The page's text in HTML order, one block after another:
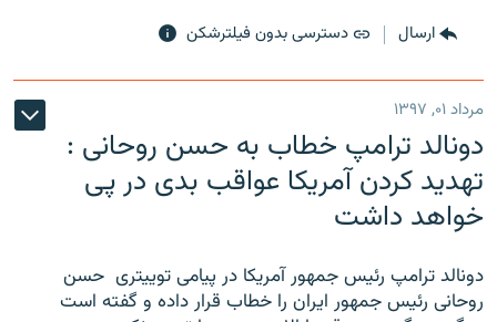
ارسال دسترسی بدون فیلترشکن
مرداد ۰۱, ۱۳۹۷
دونالد ترامپ خطاب به حسن روحانی :
تهدید کردن آمریکا عواقب بدی در پی
خواهد داشت
دونالد ترامپ رئیس جمهور آمریکا در پیامی توییتری ‌ حسن
روحانی رئیس جمهور ایران را خطاب قرار داده و گفته است